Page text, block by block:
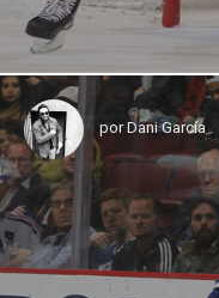
porDani García